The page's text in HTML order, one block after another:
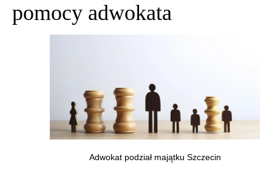
pomocy adwokata
Adwokat podział majątku Szczecin